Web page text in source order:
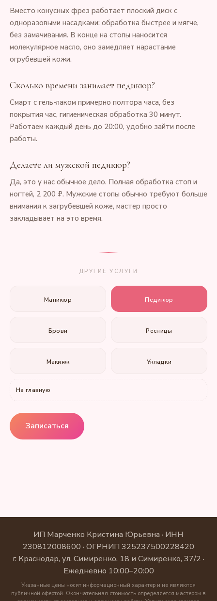
Вместо конусных фрез работает плоский диск с
одноразовыми насадками: обработка быстрее и мягче,
без замачивания. В конце на стопы наносится
молекулярное масло, оно замедляет нарастание
огрубевшей кожи.
Сколько времени занимает педикюр?
Смарт с гель-лаком примерно полтора часа, без
покрытия час, гигиеническая обработка 30 минут.
Работаем каждый день до 20:00, удобно зайти после
работы.
Делаете ли мужской педикюр?
Да, это у нас обычное дело. Полная обработка стоп и
ногтей, 2 200 ₽. Мужские стопы обычно требуют больше
внимания к загрубевшей коже, мастер просто
закладывает на это время.
ДРУГИЕ УСЛУГИ
Маникюр Педикюр
Брови Ресницы
Макияж Укладки
На главную
Записаться
ИП Марченко Кристина Юрьевна · ИНН
230812008600 · ОГРНИП 325237500228420
г. Краснодар, ул. Симиренко, 18 и Симиренко, 37/2 ·
Ежедневно 10:00–20:00
Указанные цены носят информационный характер и не являются
публичной офертой. Окончательная стоимость определяется мастером в